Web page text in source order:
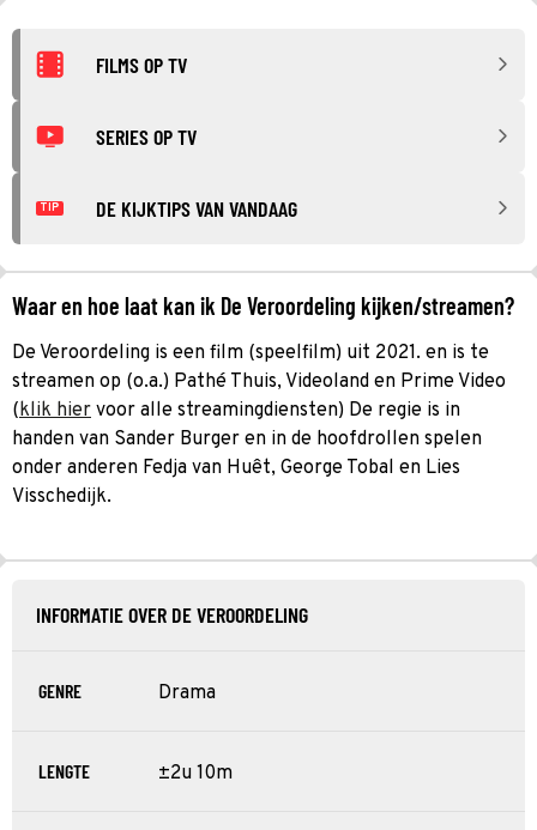
FILMS OP TV
SERIES OP TV
TIP DE KIJKTIPS VAN VANDAAG
Waar en hoe laat kan ik De Veroordeling kijken/streamen?
De Veroordeling is een film (speelfilm) uit 2021. en is te
streamen op (o.a.) Pathé Thuis, Videoland en Prime Video
(klik hier voor alle streamingdiensten) De regie is in
handen van Sander Burger en in de hoofdrollen spelen
onder anderen Fedja van Huêt, George Tobal en Lies
Visschedijk.
INFORMATIE OVER DE VEROORDELING
GENRE Drama
LENGTE ±2u 10m